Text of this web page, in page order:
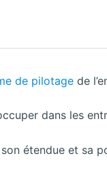
de pilotage de
dans les
étendue et sa